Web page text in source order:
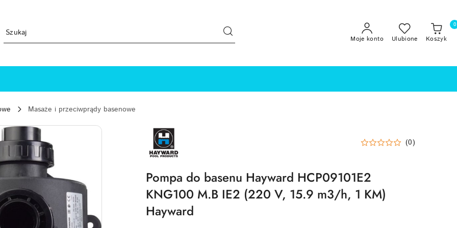
Moje konto Ulubione Koszyk
0
Masaże i przeciwprądy basenowe
HAYWARD-
LOGO
(0)
Pompa do basenu Hayward HCP09101E2
KNG100 M.B IE2 (220 V, 15.9 m3/h, 1 KM)
Hayward